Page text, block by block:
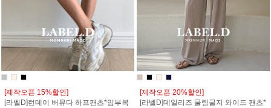
[제작오픈 15%할인]
[라벨D]런데이 버뮤다 하프팬츠*임부복
[제작오픈 20%할인]
[라벨D]데일리즈 쿨링골지 와이드 팬츠*